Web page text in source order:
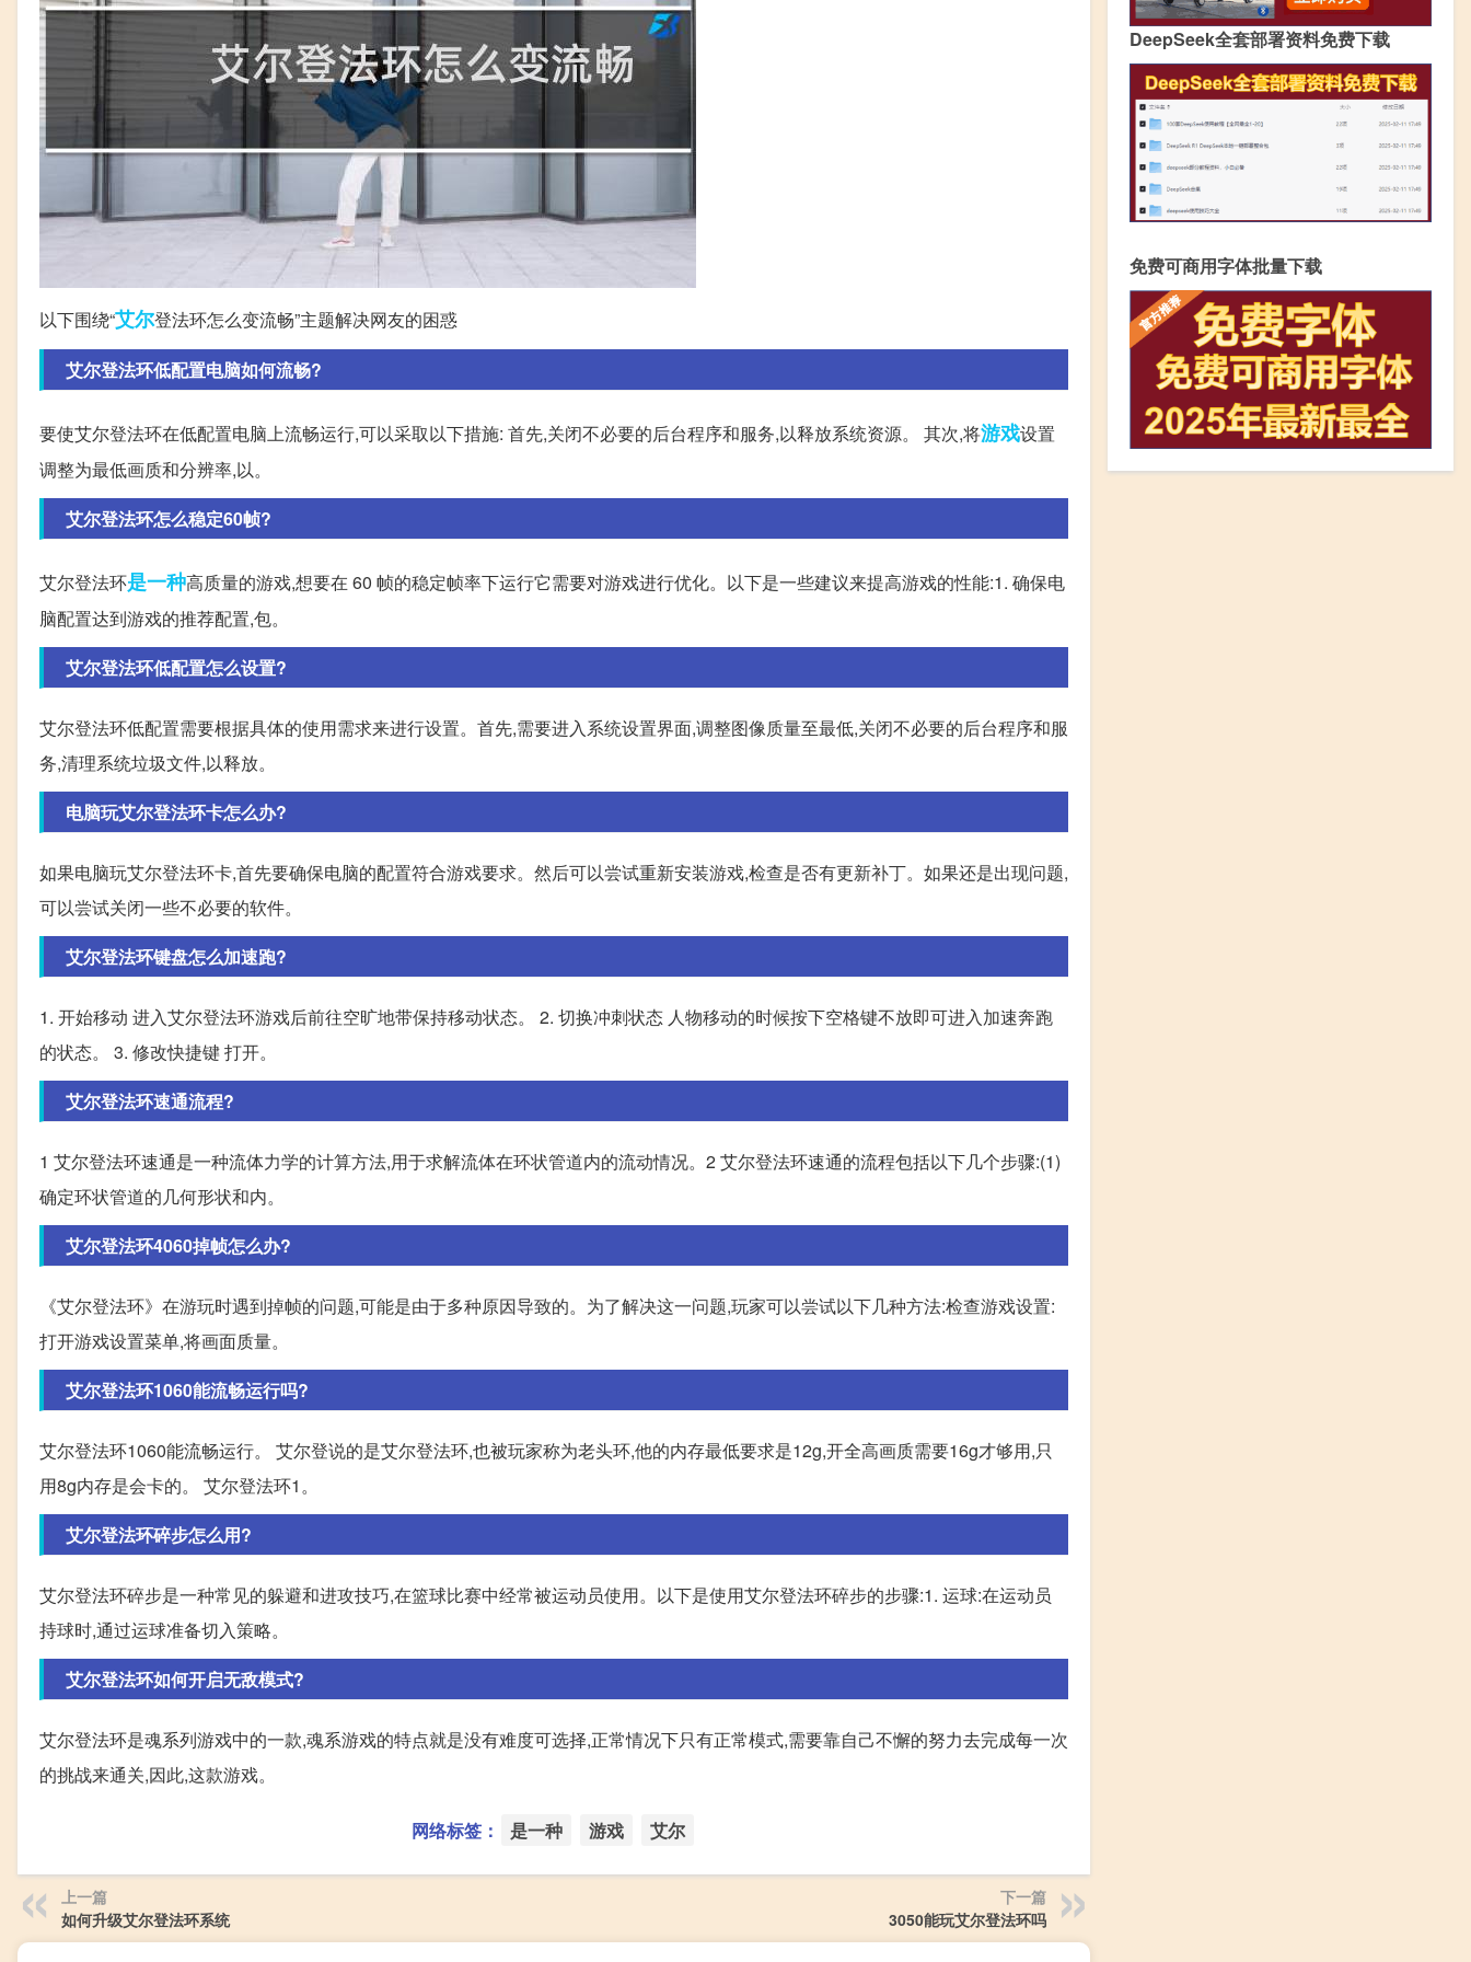
以下围绕“艾尔登法环怎么变流畅”主题解决网友的困惑
艾尔登法环低配置电脑如何流畅?
要使艾尔登法环在低配置电脑上流畅运行,可以采取以下措施: 首先,关闭不必要的后台程序和服务,以释放系统资源。 其次,将游戏设置
调整为最低画质和分辨率,以。
艾尔登法环怎么稳定60帧?
艾尔登法环是一种高质量的游戏,想要在 60 帧的稳定帧率下运行它需要对游戏进行优化。以下是一些建议来提高游戏的性能:1. 确保电
脑配置达到游戏的推荐配置,包。
艾尔登法环低配置怎么设置?
艾尔登法环低配置需要根据具体的使用需求来进行设置。首先,需要进入系统设置界面,调整图像质量至最低,关闭不必要的后台程序和服
务,清理系统垃圾文件,以释放。
电脑玩艾尔登法环卡怎么办?
如果电脑玩艾尔登法环卡,首先要确保电脑的配置符合游戏要求。然后可以尝试重新安装游戏,检查是否有更新补丁。如果还是出现问题,
可以尝试关闭一些不必要的软件。
艾尔登法环键盘怎么加速跑?
1. 开始移动 进入艾尔登法环游戏后前往空旷地带保持移动状态。 2. 切换冲刺状态 人物移动的时候按下空格键不放即可进入加速奔跑
的状态。 3. 修改快捷键 打开。
艾尔登法环速通流程?
1 艾尔登法环速通是一种流体力学的计算方法,用于求解流体在环状管道内的流动情况。2 艾尔登法环速通的流程包括以下几个步骤:(1)
确定环状管道的几何形状和内。
艾尔登法环4060掉帧怎么办?
《艾尔登法环》在游玩时遇到掉帧的问题,可能是由于多种原因导致的。为了解决这一问题,玩家可以尝试以下几种方法:检查游戏设置:
打开游戏设置菜单,将画面质量。
艾尔登法环1060能流畅运行吗?
艾尔登法环1060能流畅运行。 艾尔登说的是艾尔登法环,也被玩家称为老头环,他的内存最低要求是12g,开全高画质需要16g才够用,只
用8g内存是会卡的。 艾尔登法环1。
艾尔登法环碎步怎么用?
艾尔登法环碎步是一种常见的躲避和进攻技巧,在篮球比赛中经常被运动员使用。以下是使用艾尔登法环碎步的步骤:1. 运球:在运动员
持球时,通过运球准备切入策略。
艾尔登法环如何开启无敌模式?
艾尔登法环是魂系列游戏中的一款,魂系游戏的特点就是没有难度可选择,正常情况下只有正常模式,需要靠自己不懈的努力去完成每一次
的挑战来通关,因此,这款游戏。
网络标签： 是一种 游戏 艾尔
上一篇
如何升级艾尔登法环系统
下一篇
3050能玩艾尔登法环吗
DeepSeek全套部署资料免费下载
免费可商用字体批量下载